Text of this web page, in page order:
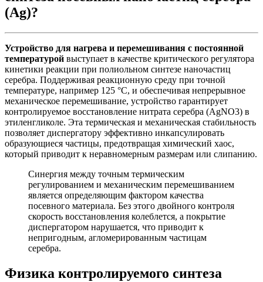
(Ag)?
Устройство для нагрева и перемешивания с постоянной
температурой выступает в качестве критического регулятора
кинетики реакции при полиольном синтезе наночастиц
серебра. Поддерживая реакционную среду при точной
температуре, например 125 °C, и обеспечивая непрерывное
механическое перемешивание, устройство гарантирует
контролируемое восстановление нитрата серебра (AgNO3) в
этиленгликоле. Эта термическая и механическая стабильность
позволяет диспергатору эффективно инкапсулировать
образующиеся частицы, предотвращая химический хаос,
который приводит к неравномерным размерам или слипанию.
Синергия между точным термическим
регулированием и механическим перемешиванием
является определяющим фактором качества
посевного материала. Без этого двойного контроля
скорость восстановления колеблется, а покрытие
диспергатором нарушается, что приводит к
непригодным, агломерированным частицам
серебра.
Физика контролируемого синтеза